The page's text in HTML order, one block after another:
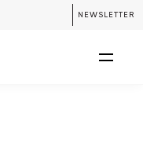
NEWSLETTER